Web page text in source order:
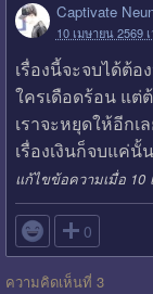
Captivate
10 เมษายน 2569
เรื่องนี้จะจบได้ต้อ
ใครเดือดร้อน แ
เราจะหยุดให้อีก
เรื่องเงินก็จบแค่
แก้ไขข้อความเมื่อ 10
 0
ความคิดเห็นที่ 3